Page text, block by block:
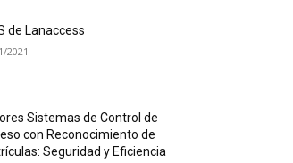
de Lanaccess
2021
Sistemas de Control de
con Reconocimiento de
Seguridad y Eficiencia